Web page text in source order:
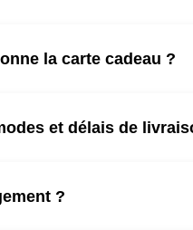
la carte cadeau ?
et délais de
?